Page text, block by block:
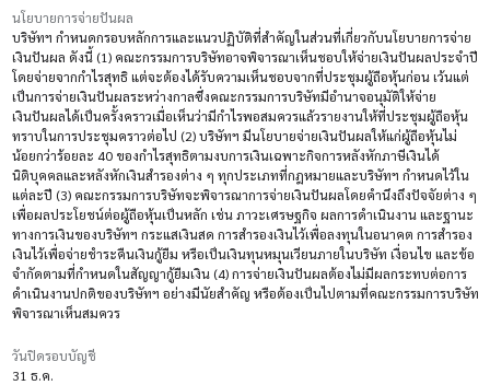
นโยบายการจ่ายปันผล
บริษัทฯ กำหนดกรอบหลักการและแนวปฏิบัติที่สำคัญในส่วนที่เกี่ยวกับนโยบายการจ่าย
เงินปันผล ดังนี้ (1) คณะกรรมการบริษัทอาจพิจารณาเห็นชอบให้จ่ายเงินปันผลประจำปี
โดยจ่ายจากกำไรสุทธิ แต่จะต้องได้รับความเห็นชอบจากที่ประชุมผู้ถือหุ้นก่อน เว้นแต่
เป็นการจ่ายเงินปันผลระหว่างกาลซึ่งคณะกรรมการบริษัทมีอำนาจอนุมัติให้จ่าย
เงินปันผลได้เป็นครั้งคราวเมื่อเห็นว่ามีกำไรพอสมควรแล้วรายงานให้ที่ประชุมผู้ถือหุ้น
ทราบในการประชุมคราวต่อไป (2) บริษัทฯ มีนโยบายจ่ายเงินปันผลให้แก่ผู้ถือหุ้นไม่
น้อยกว่าร้อยละ 40 ของกำไรสุทธิตามงบการเงินเฉพาะกิจการหลังหักภาษีเงินได้
นิติบุคคลและหลังหักเงินสำรองต่าง ๆ ทุกประเภทที่กฎหมายและบริษัทฯ กำหนดไว้ใน
แต่ละปี (3) คณะกรรมการบริษัทจะพิจารณาการจ่ายเงินปันผลโดยคำนึงถึงปัจจัยต่าง ๆ
เพื่อผลประโยชน์ต่อผู้ถือหุ้นเป็นหลัก เช่น ภาวะเศรษฐกิจ ผลการดำเนินงาน และฐานะ
ทางการเงินของบริษัทฯ กระแสเงินสด การสำรองเงินไว้เพื่อลงทุนในอนาคต การสำรอง
เงินไว้เพื่อจ่ายชำระคืนเงินกู้ยืม หรือเป็นเงินทุนหมุนเวียนภายในบริษัท เงื่อนไข และข้อ
จำกัดตามที่กำหนดในสัญญากู้ยืมเงิน (4) การจ่ายเงินปันผลต้องไม่มีผลกระทบต่อการ
ดำเนินงานปกติของบริษัทฯ อย่างมีนัยสำคัญ หรือต้องเป็นไปตามที่คณะกรรมการบริษัท
พิจารณาเห็นสมควร
วันปิดรอบบัญชี
31 ธ.ค.